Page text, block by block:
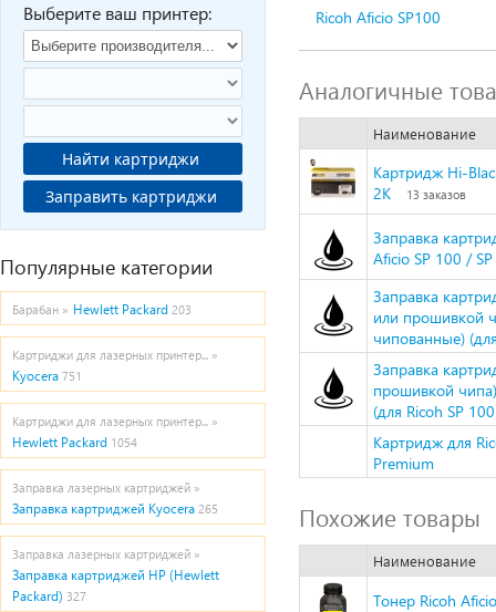
Выберите ваш принтер:
Найти картриджи
Заправить картриджи
Популярные категории
Барабан » Hewlett Packard 203
Картриджи для лазерных принтер... »
Kyocera 751
Картриджи для лазерных принтер... »
Hewlett Packard 1054
Заправка лазерных картриджей »
Заправка картриджей Kyocera 265
Заправка лазерных картриджей »
Заправка картриджей HP (Hewlett
Packard) 327
Ricoh Aficio SP100
Аналогичные
Наименование
Картридж Hi-
2K
13 заказов
Заправка
Aficio SP 100 /
Заправка
или прошивкой
чипованные)
Заправка
прошивкой
(для Ricoh SP
Картридж для
Premium
Похожие товары
Наименование
Тонер Ricoh